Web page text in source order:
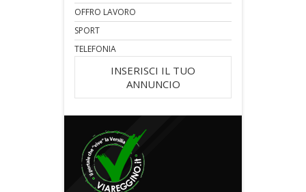
OFFRO LAVORO
SPORT
TELEFONIA
INSERISCI IL TUO
ANNUNCIO